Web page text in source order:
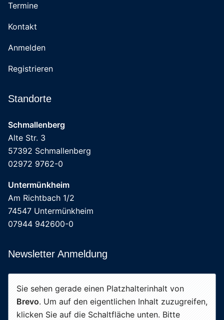
Termine
Kontakt
Anmelden
Registrieren
Standorte
Schmallenberg
Alte Str. 3
57392 Schmallenberg
02972 9762-0
Untermünkheim
Am Richtbach 1/2
74547 Untermünkheim
07944 942600-0
Newsletter Anmeldung
Sie sehen gerade einen Platzhalterinhalt von
Brevo. Um auf den eigentlichen Inhalt zuzugreifen,
klicken Sie auf die Schaltfläche unten. Bitte